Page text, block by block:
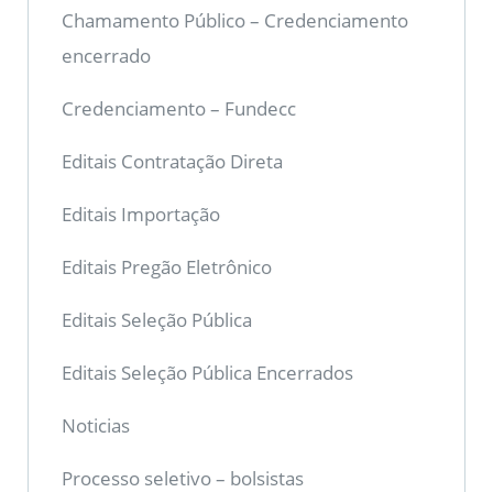
Chamamento Público – Credenciamento
encerrado
Credenciamento – Fundecc
Editais Contratação Direta
Editais Importação
Editais Pregão Eletrônico
Editais Seleção Pública
Editais Seleção Pública Encerrados
Noticias
Processo seletivo – bolsistas